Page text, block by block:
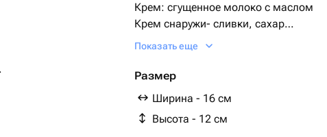
Крем: сгущенное молоко с маслом
Крем снаружи- сливки, сахар
Начинка: с вафлями, шоколадными
Показать еще
Размер
Ширина - 16 см
Высота - 12 см